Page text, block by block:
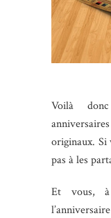
Voilà
originaux. Si
pas à les
Et vous, à